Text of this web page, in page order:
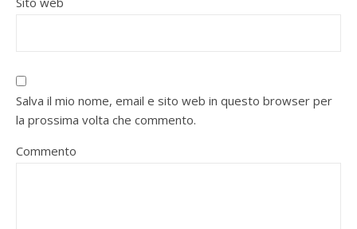
Salva il mio nome, email e sito web in questo browser per
la prossima volta che commento.
Commento